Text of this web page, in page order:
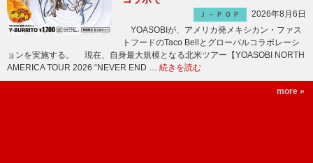
Ｊ－ＰＯＰ
2026年8月6日
YOASOBIが、アメリカ発メキシカン・ファス
トフードのTaco Bellとグローバルコラボレーシ
ョンを実施する。 現在、自身最大規模となる北米ツアー【YOASOBI NORTH
AMERICA TOUR 2026 “NEVER END … 続きを読む
more »